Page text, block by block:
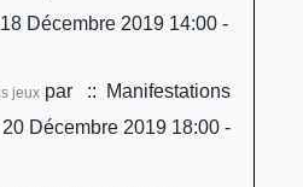
Décembre 2019 14:00 -
jeuxpar
:: Manifestations
Décembre 2019 18:00 -